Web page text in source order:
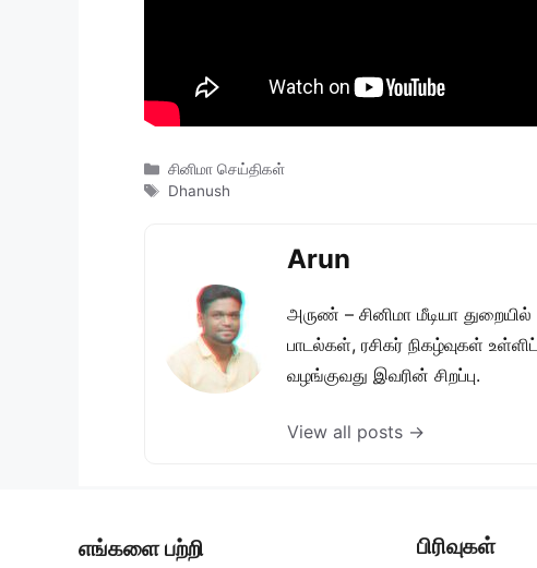
Categories
சினிமா செய்திகள்
Tags
Dhanush
Arun
அருண் – சினிமா மீடியா
பாடல்கள், ரசிகர் நிகழ்வுகள்
வழங்குவது இவரின் சிறப்பு.
View all posts →
எங்களை பற்றி பிரிவுகள்